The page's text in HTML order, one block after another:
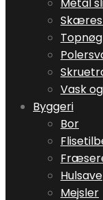
Metal
Vask
Byggeri
Bor
Hulsave
Mejsler